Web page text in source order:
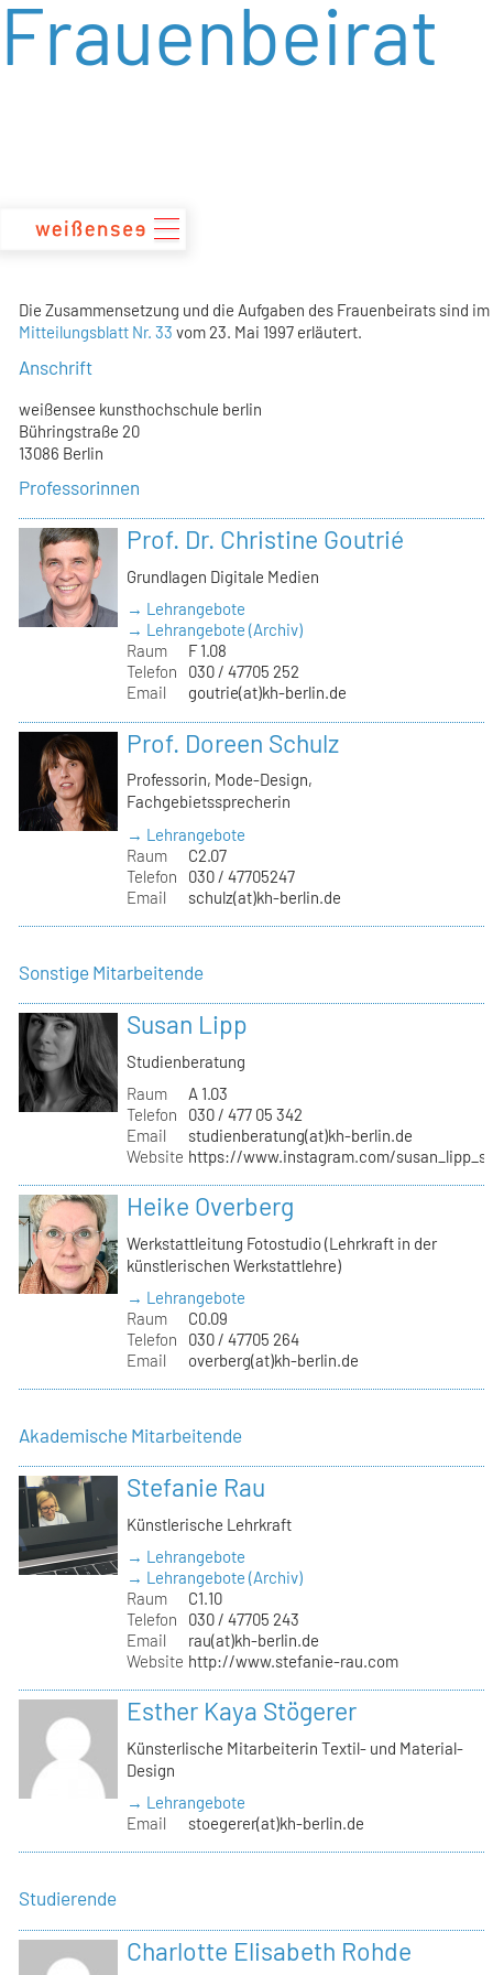
zum
Inhalt
Frauenbeirat
Die Zusammensetzung und die Aufgaben des Frauenbeirats sind im
Mitteilungsblatt Nr. 33 vom 23. Mai 1997 erläutert.
Anschrift
weißensee kunsthochschule berlin
Bühringstraße 20
13086 Berlin
Professorinnen
Prof. Dr. Christine Goutrié
Grundlagen Digitale Medien
→ Lehrangebote
→ Lehrangebote (Archiv)
Raum
F 1.08
Telefon
030 / 47705 252
Email
goutrie(at)kh-berlin.de
Prof. Doreen Schulz
Professorin, Mode-Design,
Fachgebietssprecherin
→ Lehrangebote
Raum
C2.07
Telefon
030 / 47705247
Email
schulz(at)kh-berlin.de
Sonstige Mitarbeitende
Susan Lipp
Studienberatung
Raum
A 1.03
Telefon
030 / 477 05 342
Email
studienberatung(at)kh-berlin.de
Website https://www.instagram.com/
Heike Overberg
Werkstattleitung Fotostudio (Lehrkraft in der
künstlerischen Werkstattlehre)
→ Lehrangebote
Raum
C0.09
Telefon
030 / 47705 264
Email
overberg(at)kh-berlin.de
Akademische Mitarbeitende
Stefanie Rau
Künstlerische Lehrkraft
→ Lehrangebote
→ Lehrangebote (Archiv)
Raum
C1.10
Telefon
030 / 47705 243
Email
rau(at)kh-berlin.de
Website http://www.stefanie-rau.com
Esther Kaya Stögerer
Künsterlische Mitarbeiterin Textil- und Material-
Design
→ Lehrangebote
Email
stoegerer(at)kh-berlin.de
Studierende
Charlotte Elisabeth Rohde